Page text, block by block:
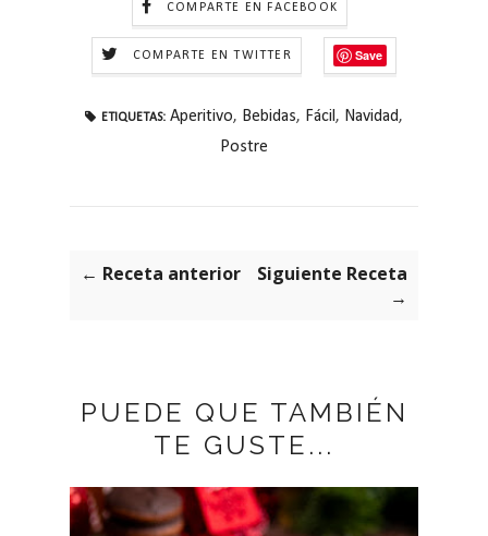
COMPARTE EN FACEBOOK
COMPARTE EN TWITTER Save
ETIQUETAS: Aperitivo, Bebidas, Fácil , Navidad,
Postre
← Receta anterior
Siguiente Receta
→
PUEDE QUE TAMBIÉN
TE GUSTE...